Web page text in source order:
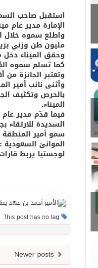
استقبل صاحب
الإمارة مدير عام
وحقق الميناء دخل مالي
وتعتبر الجائزة من
وأثنى نائب أمير
بالحرص وتكثيف
الميناء.
فيما قدّم مدير
السديدة للارتقاء
سمو أمير المنطقة
لوجستيا يربط